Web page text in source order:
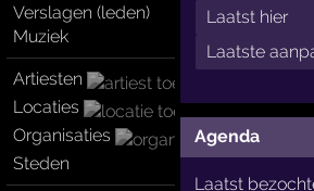
Verslagen (leden)
Muziek
Artiesten
Locaties
Organisaties
Steden
Laatst hier
Laatste
Agenda
Laatst